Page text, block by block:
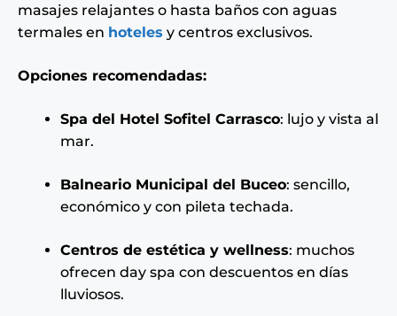
masajes relajantes o hasta baños con aguas
termales en hoteles y centros exclusivos.
Opciones recomendadas:
Spa del Hotel Sofitel Carrasco: lujo y vista al
mar.
Balneario Municipal del Buceo: sencillo,
económico y con pileta techada.
Centros de estética y wellness: muchos
ofrecen day spa con descuentos en días
lluviosos.